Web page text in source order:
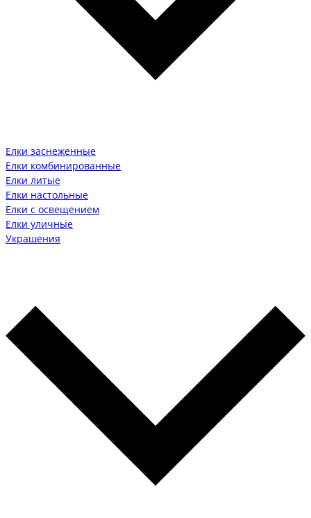
Елки заснеженные
Елки комбинированные
Елки литые
Елки настольные
Елки с освещением
Елки уличные
Украшения